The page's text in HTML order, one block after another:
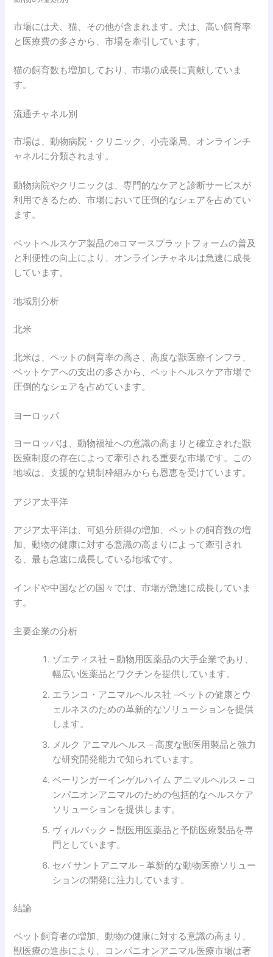
市場には犬、猫、その他が含まれます。犬は、高い飼育率
と医療費の多さから、市場を牽引しています。
猫の飼育数も増加しており、市場の成長に貢献していま
す。
流通チャネル別
市場は、動物病院・クリニック、小売薬局、オンラインチ
ャネルに分類されます。
動物病院やクリニックは、専門的なケアと診断サービスが
利用できるため、市場において圧倒的なシェアを占めてい
ます。
ペットヘルスケア製品のeコマースプラットフォームの普及
と利便性の向上により、オンラインチャネルは急速に成長
しています。
地域別分析
北米
北米は、ペットの飼育率の高さ、高度な獣医療インフラ、
ペットケアへの支出の多さから、ペットヘルスケア市場で
圧倒的なシェアを占めています。
ヨーロッパ
ヨーロッパは、動物福祉への意識の高まりと確立された獣
医療制度の存在によって牽引される重要な市場です。この
地域は、支援的な規制枠組みからも恩恵を受けています。
アジア太平洋
アジア太平洋は、可処分所得の増加、ペットの飼育数の増
加、動物の健康に対する意識の高まりによって牽引され
る、最も急速に成長している地域です。
インドや中国などの国々では、市場が急速に成長していま
す。
主要企業の分析
ゾエティス社 – 動物用医薬品の大手企業であり、
幅広い医薬品とワクチンを提供しています。
エランコ・アニマルヘルス社 –ペットの健康とウ
ェルネスのための革新的なソリューションを提供
します。
メルク アニマルヘルス – 高度な獣医用製品と強力
な研究開発能力で知られています。
ベーリンガーインゲルハイム アニマルヘルス – コ
ンパニオンアニマルのための包括的なヘルスケア
ソリューションを提供します。
ヴィルバック – 獣医用医薬品と予防医療製品を専
門としています。
セバ サントアニマル – 革新的な動物医療ソリュー
ションの開発に注力しています。
結論
ペット飼育者の増加、動物の健康に対する意識の高まり、
獣医療の進歩により、コンパニオンアニマル医療市場は著